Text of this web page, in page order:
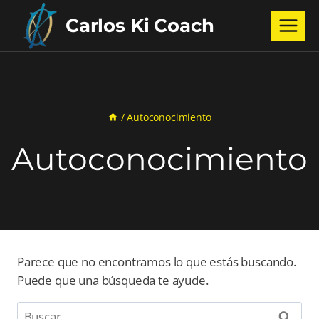
contenido
Carlos Ki Coach
/ Autoconocimiento
Autoconocimiento
Parece que no encontramos lo que estás buscando.
Puede que una búsqueda te ayude.
Buscar: